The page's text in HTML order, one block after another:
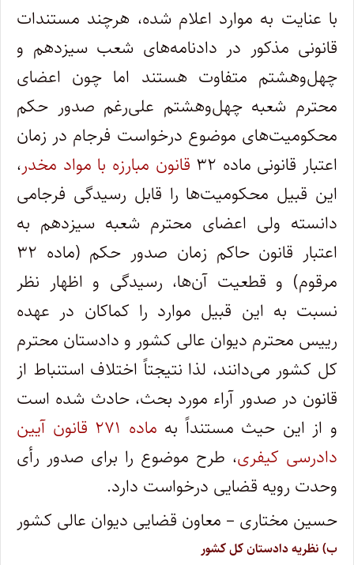
با عنایت به موارد اعلام‌ شده، هرچند مستندات
قانونی مذکور در دادنامه‌های شعب سیزدهم و
چهل‌وهشتم متفاوت هستند اما چون اعضای
محترم شعبه چهل‌وهشتم علی‌رغم صدور حکم
محکومیت‌های موضوع درخواست فرجام در زمان
اعتبار قانونی ماده ۳۲
قانون مبارزه با مواد ‌مخدر،
این قبیل محکومیت‌ها را قابل رسیدگی فرجامی
دانسته ولی اعضای محترم شعبه سیزدهم به
اعتبار قانون حاکم زمان صدور ‌حکم (ماده ۳۲
مرقوم) و قطعیت آن‌ها، رسیدگی و اظهار نظر
نسبت به این قبیل موارد را کماکان در عهده
رییس محترم دیوان‌ عالی‌ کشور و دادستان ‌محترم
کل‌ کشور می‌دانند، لذا نتیجتاً اختلاف استنباط از
قانون در صدور آراء مورد ‌بحث، حادث ‌شده ‌است
و از این حیث مستنداً به
ماده ۲۷۱ قانون ‌آیین‌
دادرسی کیفری، طرح موضوع را برای صدور رأی
وحدت ‌رویه قضایی درخواست دارد.
حسین مختاری – معاون قضایی دیوان ‌عالی‌ کشور
ب) نظریه ‌دادستان کل کشور